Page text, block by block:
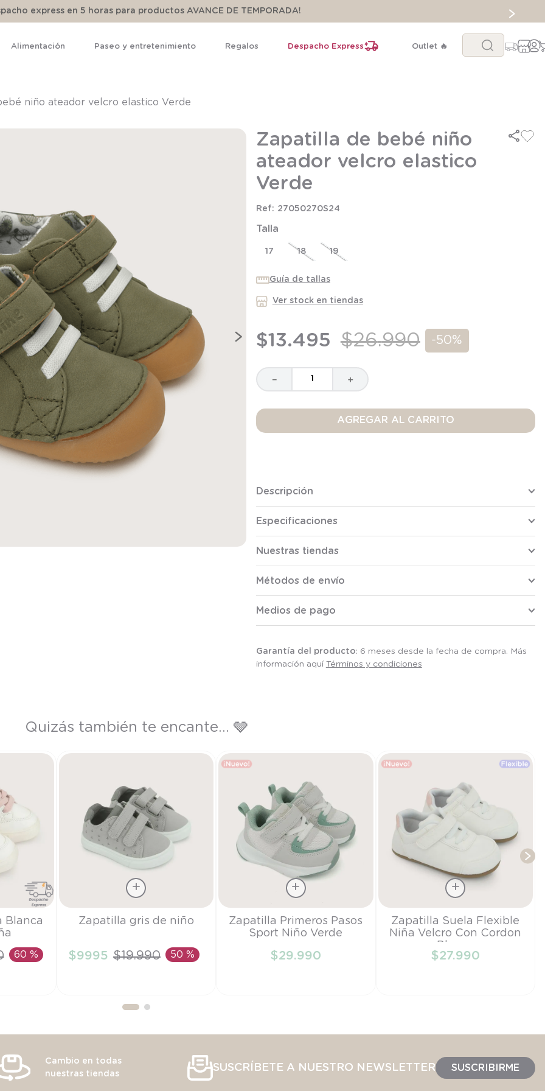
express en 5 horas para productos AVANCE DE TEMPORADA!
Alimentación Paseo y entretenimiento Regalos Despacho Express Outlet 🔥
Buscar...
niño ateador velcro elastico Verde
Zapatilla de bebé niño
ateador velcro elastico
Verde
27050270S24
Talla
17 18 19
Guía de tallas
Ver stock en tiendas
$13.495 $26.990 -50%
＋
－
AGREGAR AL CARRITO
Descripción
Especificaciones
Nuestras tiendas
Métodos de envío
Medios de pago
Garantía del producto: 6 meses desde la fecha de compra. Más
información aquí Términos y condiciones
Quizás también te encante... 🩶
Blanca
60 %
Talla
AÑADIR AL CARRITO
Zapatilla gris de niño
$9995 $19.990 50 %
Talla
AÑADIR AL CARRITO
Zapatilla Primeros Pasos
Sport Niño Verde
$29.990
Talla
18
AÑADIR AL CARRITO
Zapatilla Suela Flexible
Niña Velcro Con Cordon
Blanco
$27.990
Cambio en todas
nuestras tiendas
SUSCRÍBETE A NUESTRO NEWSLETTER SUSCRIBIRME
1.
pijama
7
8.
9.
saco
. zapatillas niño